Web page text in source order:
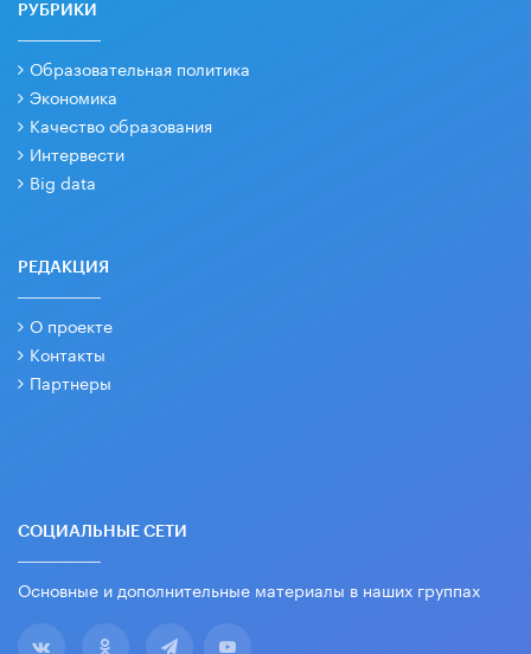
РУБРИКИ
Образовательная политика
Экономика
Качество образования
Интервести
Big data
РЕДАКЦИЯ
О проекте
Контакты
Партнеры
СОЦИАЛЬНЫЕ СЕТИ
Основные и дополнительные материалы в наших группах